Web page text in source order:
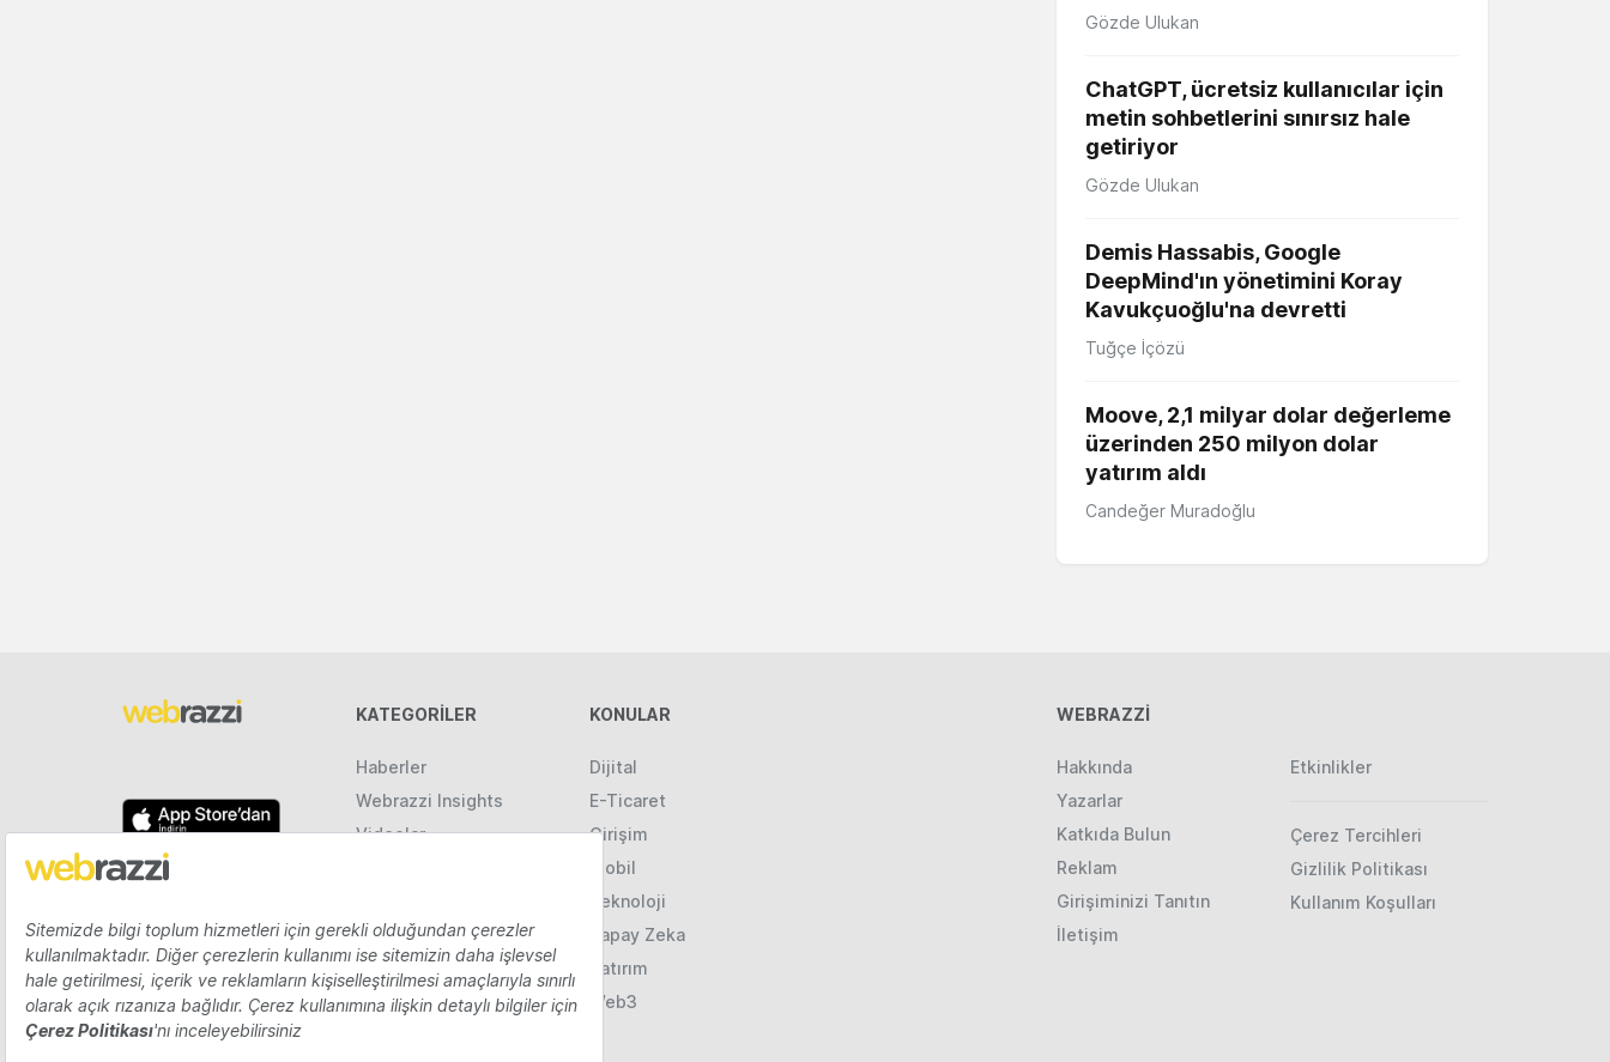
Gözde Ulukan
ChatGPT, ücretsiz kullanıcılar için
metin sohbetlerini sınırsız hale
getiriyor
Gözde Ulukan
Demis Hassabis, Google
DeepMind'ın yönetimini Koray
Kavukçuoğlu'na devretti
Tuğçe İçözü
Moove, 2,1 milyar dolar değerleme
üzerinden 250 milyon dolar
yatırım aldı
Candeğer Muradoğlu
KATEGORILER
Haberler
Webrazzi Insights
Videolar
KONULAR
Dijital
E-Ticaret
Girişim
Mobil
Teknoloji
Yapay Zeka
Yatırım
Web3
WEBRAZZİ
Hakkında
Yazarlar
Katkıda Bulun
Reklam
Girişiminizi Tanıtın
İletişim
Etkinlikler
Çerez Tercihleri
Gizlilik Politikası
Kullanım Koşulları